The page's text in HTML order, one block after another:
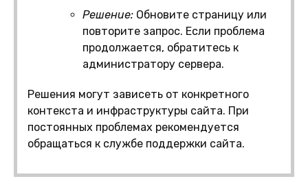
Решение: Обновите страницу или
повторите запрос. Если проблема
продолжается, обратитесь к
администратору сервера.
Решения могут зависеть от конкретного
контекста и инфраструктуры сайта. При
постоянных проблемах рекомендуется
обращаться к службе поддержки сайта.